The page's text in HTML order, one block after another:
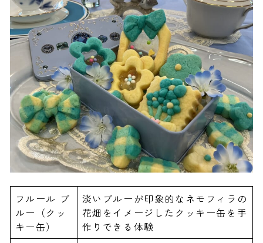
フルール ブ
ルー（クッ
キー缶）
淡いブルーが印象的なネモフィラの
花畑をイメージしたクッキー缶を手
作りできる体験